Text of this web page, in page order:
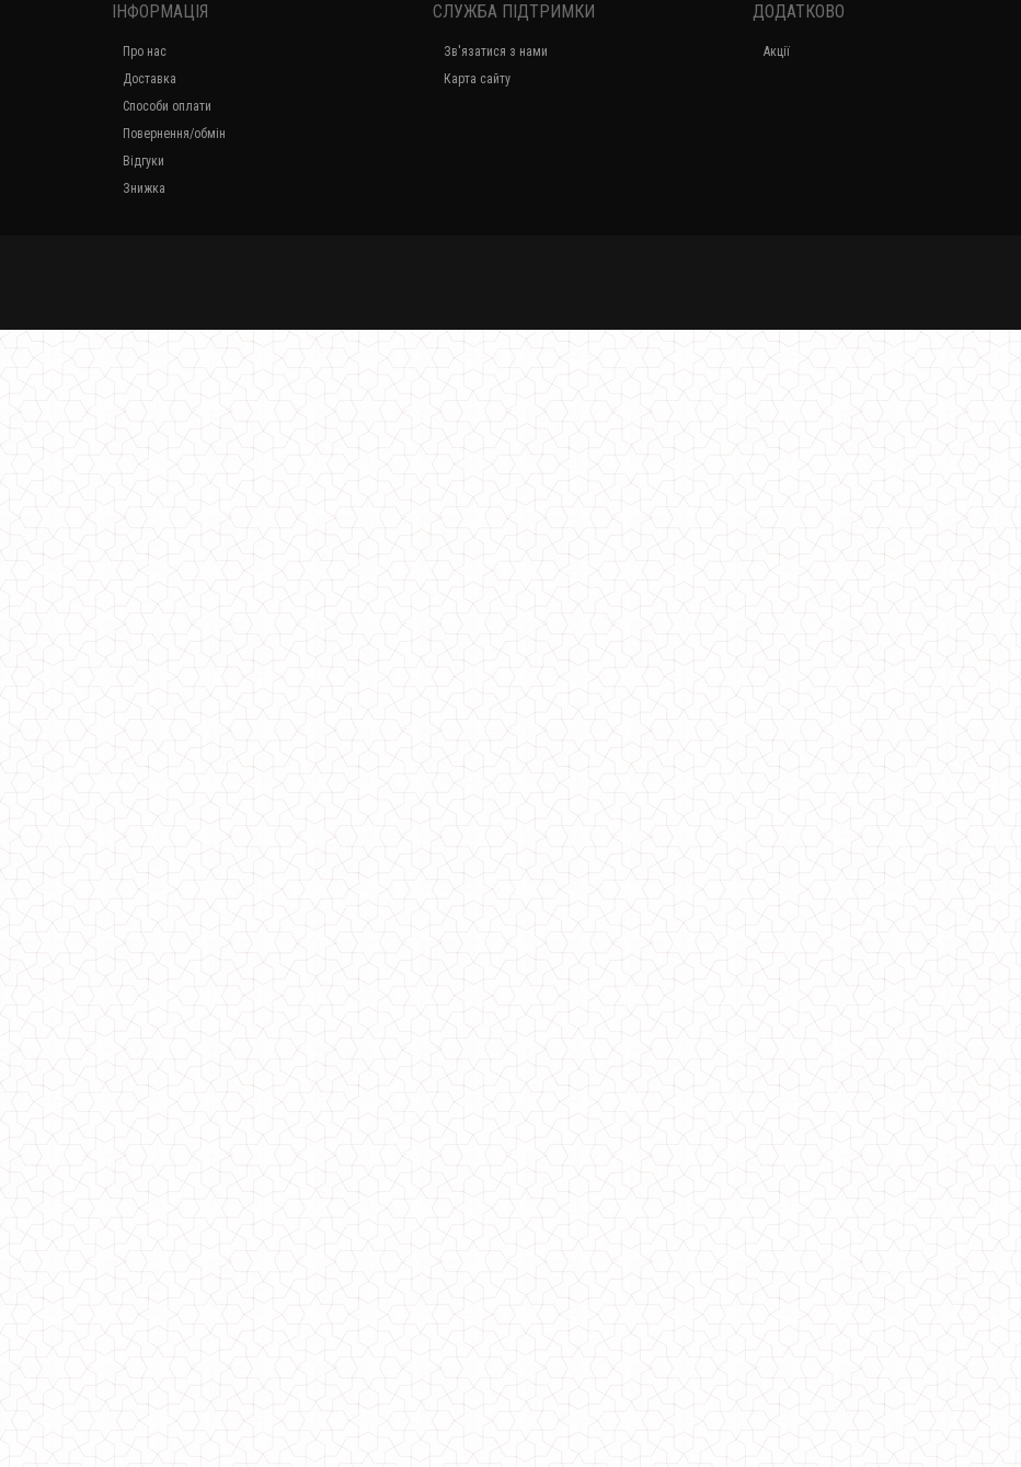
Чорні жіночі брюки лосіни з еко шкіри
Жіночі прямі класичні брюки
540.00грн.
Модні завужені жіночі брюки великого розміру
520.00грн.
Жіночі літні брюки великого розміру
740.00грн.
Стильні жіночі капрі брюки з поясом великого розміру
ІНФОРМАЦІЯ
Про нас
Доставка
Способи оплати
Повернення/обмін
Відгуки
Знижка
СЛУЖБА ПІДТРИМКИ
Зв'язатися з нами
Карта сайту
ДОДАТКОВО
Акції